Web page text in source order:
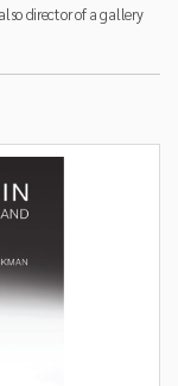
director of a gallery